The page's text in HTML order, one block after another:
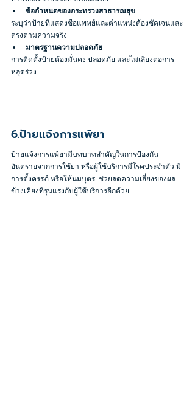
ข้อกำหนดของกระทรวงสาธารณสุข
ระบุว่าป้ายที่แสดงชื่อแพทย์และตำแหน่งต้องชัดเจนและ
ตรงตามความจริง
มาตรฐานความปลอดภัย
การติดตั้งป้ายต้องมั่นคง ปลอดภัย และไม่เสี่ยงต่อการ
หลุดร่วง
6.ป้ายแจ้งการแพ้ยา
ป้ายแจ้งการแพ้ยามีบทบาทสำคัญในการป้องกัน
อันตรายจากการใช้ยา หรือผู้ใช้บริการมีโรคประจำตัว มี
การตั้งครรภ์ หรือให้นมบุตร  ช่วยลดความเสี่ยงของผล
ข้างเคียงที่รุนแรงกับผู้ใช้บริการอีกด้วย